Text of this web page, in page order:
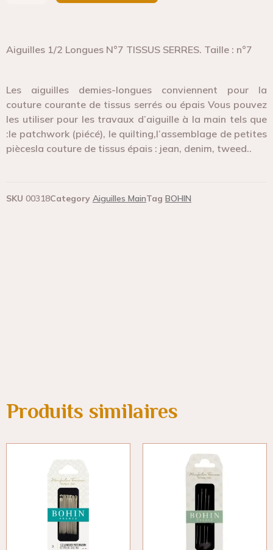
Aiguilles 1/2 Longues N°7 TISSUS SERRES. Taille : n°7
Les aiguilles demies-longues conviennent pour la
couture courante de tissus serrés ou épais Vous pouvez
les utiliser pour les travaux d’aiguille à la main tels que
:le patchwork (piécé), le quilting,l’assemblage de petites
piècesla couture de tissus épais : jean, denim, tweed..
SKU 00318Category Aiguilles MainTag BOHIN
Produits similaires